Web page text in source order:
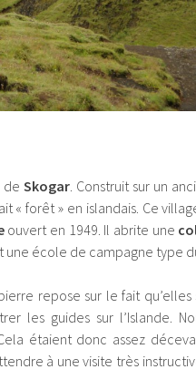
de Skogar. Construit sur un
« forêt » en islandais. Ce
ouvert en 1949. Il abrite une
une école de campagne type
repose sur le fait qu’elles
les guides sur l’Islande.
étaient donc assez
à une visite très